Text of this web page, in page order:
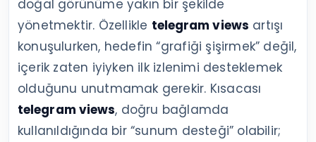
doğal görünüme yakın bir şekilde
yönetmektir. Özellikle telegram views artışı
konuşulurken, hedefin “grafiği şişirmek” değil,
içerik zaten iyiyken ilk izlenimi desteklemek
olduğunu unutmamak gerekir. Kısacası
telegram views, doğru bağlamda
kullanıldığında bir “sunum desteği” olabilir;